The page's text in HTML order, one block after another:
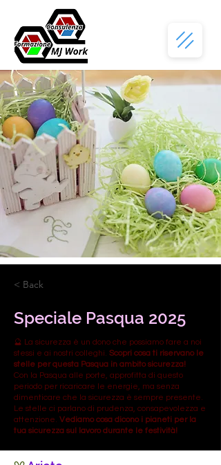
< Back
Speciale Pasqua 2025
🔮 La sicurezza è un dono che possiamo fare a noi
stessi e ai nostri colleghi. Scopri cosa ti riservano le
stelle per questa Pasqua in ambito sicurezza!
Con la Pasqua alle porte, approfitta di questo
periodo per ricaricare le energie, ma senza
dimenticare che la sicurezza è sempre presente.
Le stelle ci parlano di prudenza, consapevolezza e
attenzione. Vediamo cosa dicono i pianeti per la
tua sicurezza sul lavoro durante le festività!